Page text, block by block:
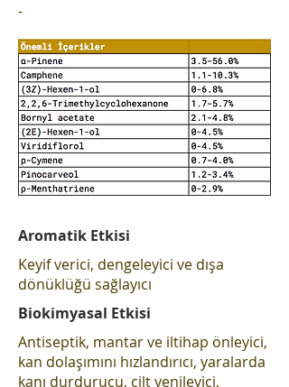
-
Aromatik Etkisi
Keyif verici, dengeleyici ve dışa
dönüklüğü sağlayıcı
Biokimyasal Etkisi
Antiseptik, mantar ve iltihap önleyici,
kan dolaşımını hızlandırıcı, yaralarda
kanı durdurucu, cilt yenileyici,